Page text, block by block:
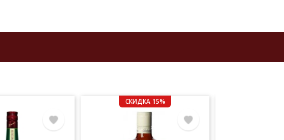
СКИДКА 15%